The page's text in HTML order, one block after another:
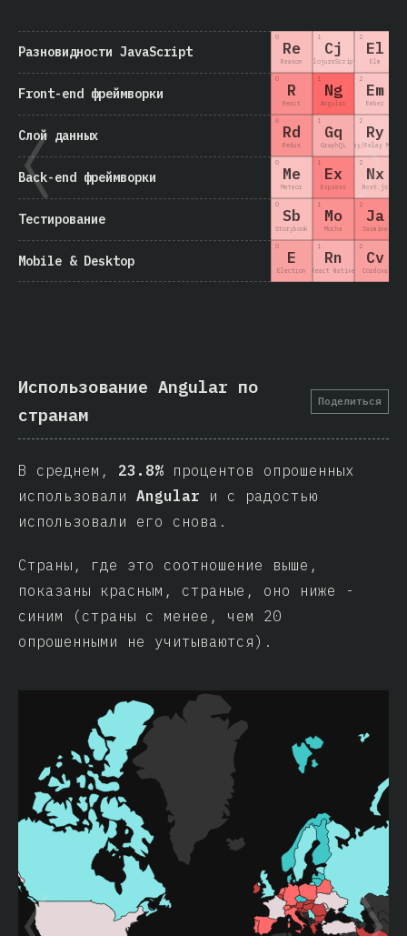
Разновидности JavaScript
0
Re
Reason
1
Cj
ClojureScript
2
El
Elm
Front-end фреймворки
0
R
React
1
Ng
Angular
2
Em
Ember
Слой данных
0
Rd
Redux
1
Gq
GraphQL
2
Ry
Relay/Relay
Back-end фреймворки
0
Me
Meteor
1
Ex
Express
2
Nx
Next.js
Тестирование
0
Sb
Storybook
1
Mo
Mocha
2
Ja
Jasmine
Mobile & Desktop
0
E
Electron
1
Rn
React Native
2
Cv
Cordova
Использование Angular по
странам
Поделиться
В среднем, 23.8% процентов опрошенных
использовали Angular и с радостью
использовали его снова.
Страны, где это соотношение выше,
показаны красным, страные, оно ниже -
синим (страны с менее, чем 20
опрошенными не учитываются).